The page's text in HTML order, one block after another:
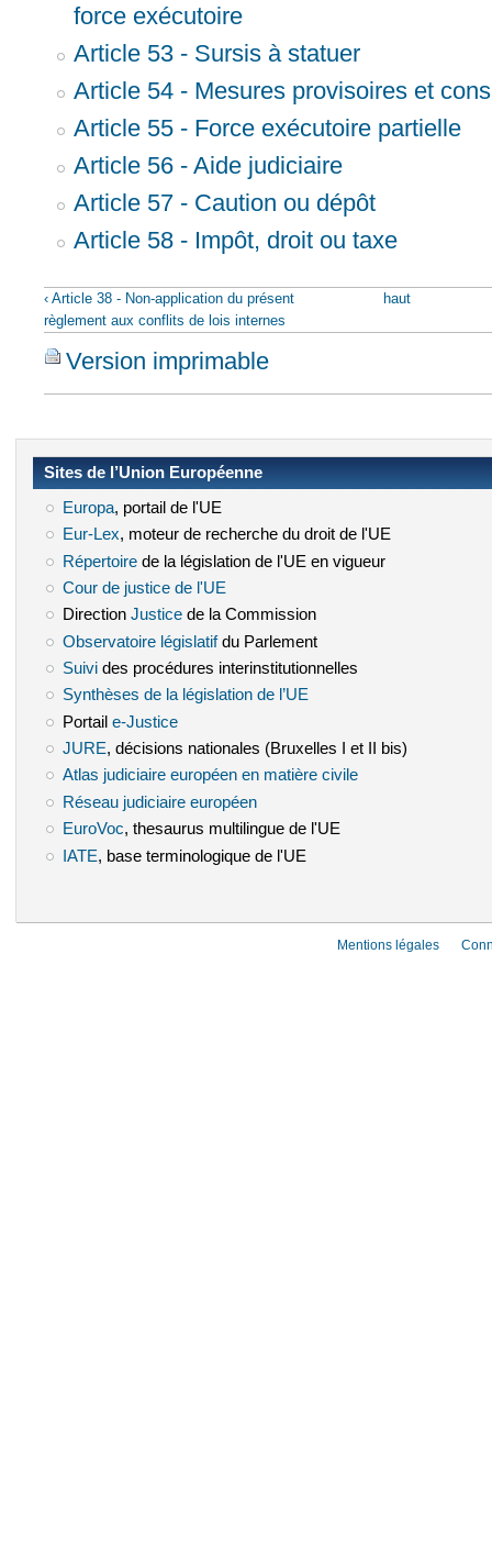
force exécutoire
Article 53 - Sursis à statuer
Article 54 - Mesures provisoires et
Article 55 - Force exécutoire partielle
Article 56 - Aide judiciaire
Article 57 - Caution ou dépôt
Article 58 - Impôt, droit ou taxe
‹ Article 38 - Non-application du présent
règlement aux conflits de lois internes
haut
Version imprimable
Sites de l’Union Européenne
Europa(le lien est externe)
, portail de l'UE
Eur-Lex(le lien est externe)
, moteur de recherche du droit de l'UE
Répertoire(le lien est externe)
de la législation de l'UE en vigueur
Cour de justice de l'UE
Direction Justice(le lien est externe)
de la Commission
Observatoire législatif(le lien est externe)
du Parlement
Suivi(le lien est externe)
des procédures interinstitutionnelles
Synthèses de la législation de l’UE
Portail e-Justice(le lien est externe)
JURE(le lien est externe)
, décisions nationales (Bruxelles I et II bis)
Atlas judiciaire européen en matière civile(le lien est externe)
Réseau judiciaire européen(le lien est externe)
EuroVoc(le lien est externe)
, thesaurus multilingue de l'UE
IATE (le lien est externe)
, base terminologique de l'UE
Mentions légales